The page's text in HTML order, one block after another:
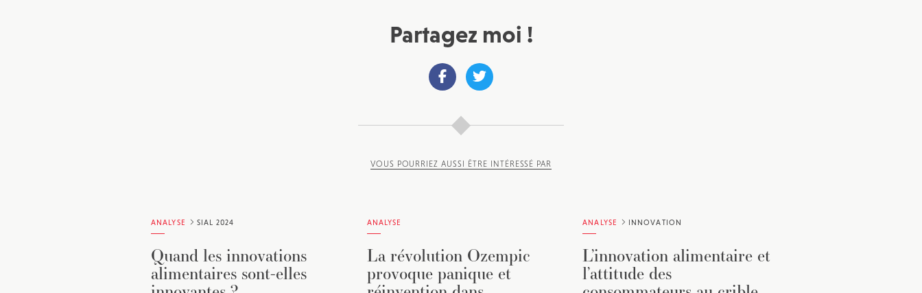
Partagez moi !
VOUS POURRIEZ AUSSI ÊTRE INTÉRESSÉ PAR
ANALYSE SIAL 2024
Quand les innovations
alimentaires sont-elles
ANALYSE
La révolution Ozempic
provoque panique et
ANALYSE INNOVATION
L’innovation alimentaire et
l’attitude des